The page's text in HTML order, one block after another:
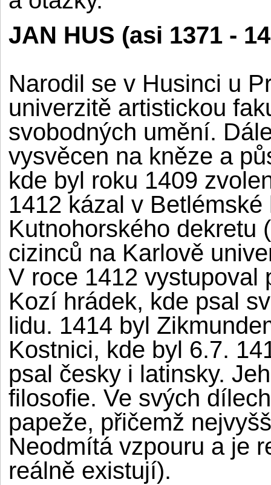
JAN HUS (asi 1371 -
Narodil se v Husinci u
univerzitě artistickou
svobodných umění.
vysvěcen na kněze a
kde byl roku 1409
1412 kázal v
Kutnohorského dekretu
cizinců na Karlově
V roce 1412 vystupoval
Kozí hrádek, kde psal
lidu. 1414 byl
Kostnici, kde byl 6.7.
psal česky i latinsky.
filosofie. Ve svých
papeže, přičemž
Neodmítá vzpouru a je
reálně existují).